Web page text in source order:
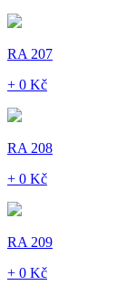
RA 207
+ 0 Kč
RA 208
+ 0 Kč
RA 209
+ 0 Kč